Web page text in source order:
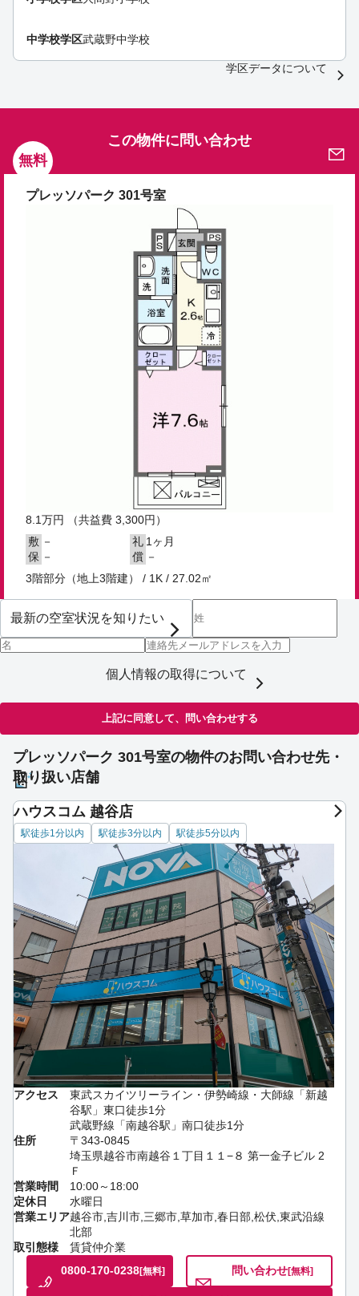
中学校学区武蔵野中学校
学区データについて
無料
この物件に問い合わせ
プレッソパーク 301号室
8.1万円
（共益費 3,300円）
敷 － 礼 1ヶ月
保 － 償 －
3階部分（地上3階建） / 1K / 27.02㎡
個人情報の取得について
上記に同意して、問い合わせする
プレッソパーク 301号室の物件のお問い合わせ先・
取り扱い店舗
ハウスコム 越谷店
駅徒歩1分以内 駅徒歩3分以内 駅徒歩5分以内
アクセス
東武スカイツリーライン・伊勢崎線・大師線「新越
谷駅」東口徒歩1分
武蔵野線「南越谷駅」南口徒歩1分
住所
〒343-0845
埼玉県越谷市南越谷１丁目１１−８ 第一金子ビル 2
Ｆ
営業時間
10:00～18:00
定休日
水曜日
営業エリア越谷市,吉川市,三郷市,草加市,春日部,松伏,東武沿線
北部
取引態様
賃貸仲介業
0800-170-0238[無料] 問い合わせ[無料]